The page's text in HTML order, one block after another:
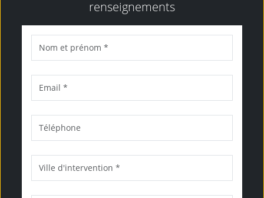
renseignements